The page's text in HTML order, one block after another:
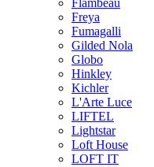
Flambeau
Freya
Fumagalli
Gilded Nola
Globo
Hinkley
Kichler
L'Arte Luce
LIFTEL
Lightstar
Loft House
LOFT IT